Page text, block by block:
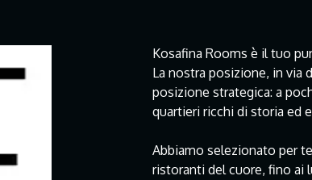
Kosafina Rooms è il tuo
La nostra posizione, in via
posizione strategica: a
quartieri ricchi di storia ed
Abbiamo selezionato per
ristoranti del cuore, fino ai